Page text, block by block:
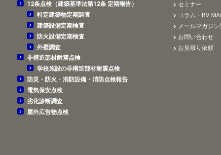
12条点検（建築基準法第12条 定期報告）
特定建築物定期調査
建築設備定期検査
防火設備定期検査
外壁調査
非構造部材耐震点検
学校施設の非構造部材耐震点検
防災・防火・消防設備・消防点検報告
電気保安点検
劣化診断調査
屋外広告物点検
セミナー
コラム・BV
メールマガジ
お問い合わせ
お見積り依頼